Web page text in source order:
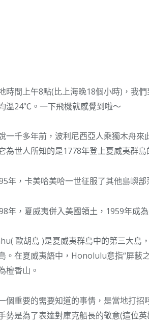
時間上午8點(比上海晚18個小時)，我
溫24℃。一下飛機就感覺到啦～
一千多年前，波利尼西亞人乘獨木舟來
為世人所知的是1778年登上夏威夷群島
年，卡美哈美哈一世征服了其他島嶼部
年，夏威夷併入美國領土，1959年成
歐胡島 )是夏威夷群島中的第三大島
。在夏威夷語中，Honolulu意指“屏蔽
檀香山。
個重要的需要知道的事情，是當地打招
勢是為了表達對庫克船長的敬意(這位英